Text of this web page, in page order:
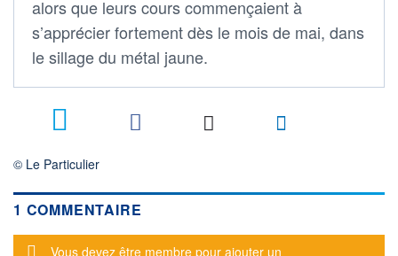
alors que leurs cours commençaient à
s’apprécier fortement dès le mois de mai, dans
le sillage du métal jaune.
© Le Particulier
1 COMMENTAIRE
Message d'alerte
Vous devez être membre pour ajouter un